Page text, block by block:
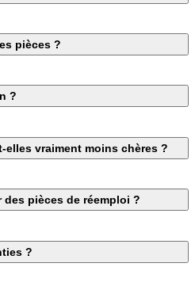
pièces ?
?
elles vraiment moins chères ?
pièces de réemploi ?
?